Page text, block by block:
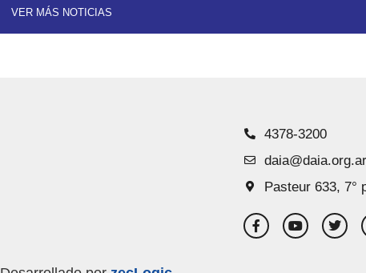
VER MÁS NOTICIAS
4378-3200
daia@daia.org.ar
Pasteur 633, 7°